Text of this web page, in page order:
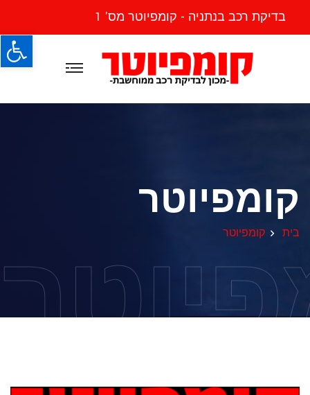
בדיקת רכב בנתניה - קומפיוטר מס' 1
קומפיוטר
בית קומפיוטר